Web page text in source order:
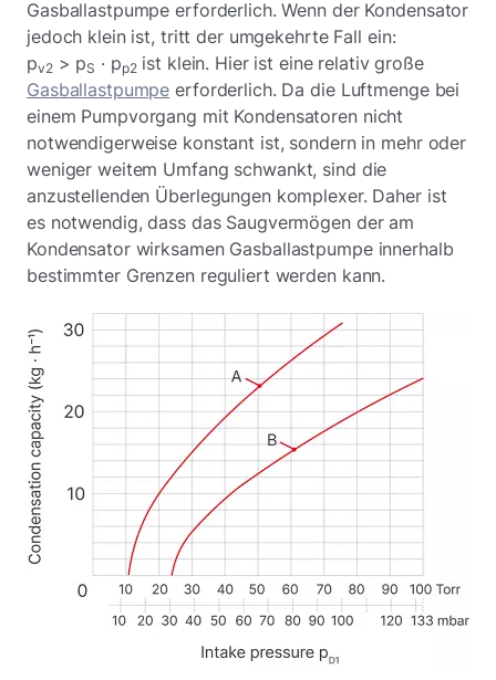
Gasballastpumpe erforderlich. Wenn der Kondensator
jedoch klein ist, tritt der umgekehrte Fall ein:
pv2> pS · pp2ist klein. Hier ist eine relativ große
Gasballastpumpe erforderlich. Da die Luftmenge bei
einem Pumpvorgang mit Kondensatoren nicht
notwendigerweise konstant ist, sondern in mehr oder
weniger weitem Umfang schwankt, sind die
anzustellenden Überlegungen komplexer. Daher ist
es notwendig, dass das Saugvermögen der am
Kondensator wirksamen Gasballastpumpe innerhalb
bestimmter Grenzen reguliert werden kann.